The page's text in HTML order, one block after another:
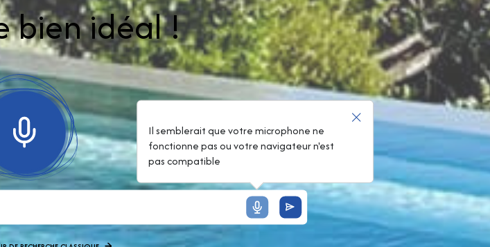
bien idéal !
Il semblerait que votre microphone ne
fonctionne pas ou votre navigateur n'est
pas compatible